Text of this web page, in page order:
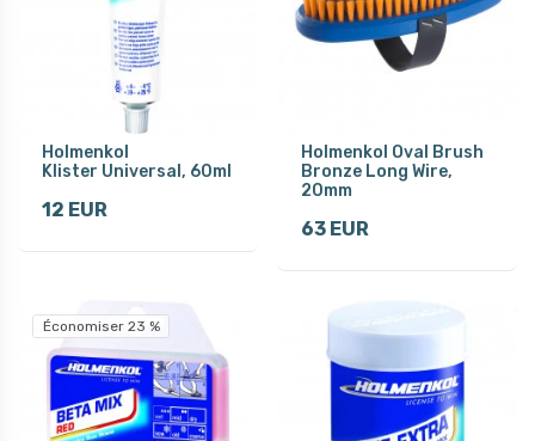
Holmenkol
Klister Universal, 60ml
12 EUR
Holmenkol Oval Brush
Bronze Long Wire,
20mm
63 EUR
Économiser 23 %